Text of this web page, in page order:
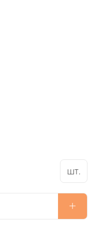
шт.